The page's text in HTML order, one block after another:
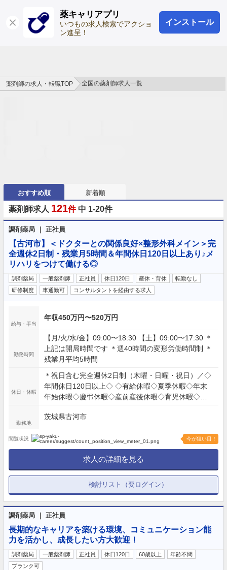
薬キャリアプリ
いつもの求人検索でアクショ
ン進呈！
インストール
ログイン 会員登録
薬剤師の求人・転職TOP 全国の薬剤師求人一覧
おすすめ順 新着順
薬剤師求人 121件 中 1-20件
調剤薬局 ｜ 正社員
【古河市】＜ドクターとの関係良好×整形外科メイン＞完
全週休2日制・残業月5時間＆年間休日120日以上あり♪メ
リハリをつけて働ける◎
調剤薬局 一般薬剤師 正社員 休日120日 産休・育休
転勤なし
研修制度
車通勤可 コンサルタントを経由する求人
給与・手当
年収450万円〜520万円
勤務時間
【月/火/水/金】09:00〜18:30 【土】09:00〜17:30 ＊
上記は開局時間です ＊週40時間の変形労働時間制 ＊
残業月平均5時間
休日・休暇
＊祝日含む完全週休2日制（木曜・日曜・祝日）／◇
年間休日120日以上◇ ◇有給休暇◇夏季休暇◇年末
年始休暇◇慶弔休暇◇産前産後休暇◇育児休暇◇介
勤務地
茨城県古河市
閲覧状況 今が狙い目！
求人の詳細を見る
検討リスト（要ログイン）
調剤薬局 ｜ 正社員
長期的なキャリアを築ける環境、コミュニケーション能
力を活かし、成長したい方大歓迎！
調剤薬局 一般薬剤師 正社員 休日120日 60歳以上
年齢不問
ブランク可